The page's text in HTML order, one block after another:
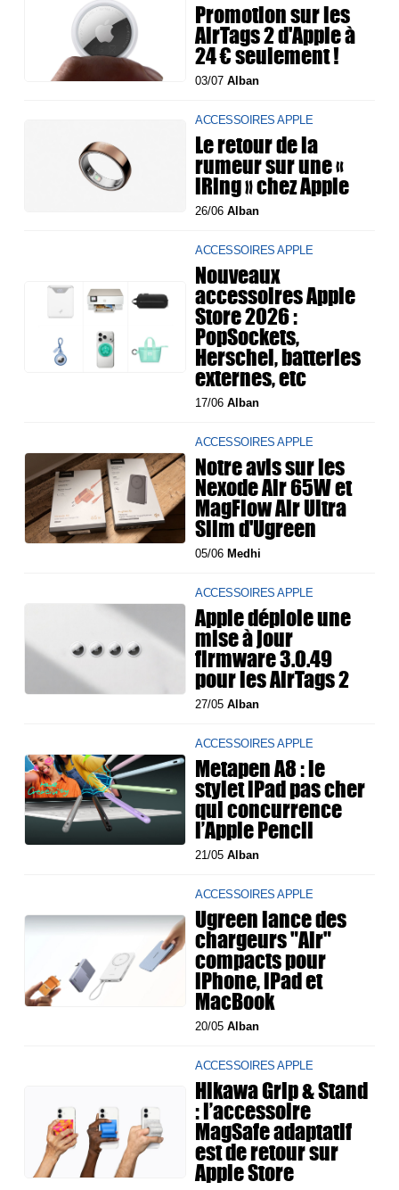
Promotion sur les
AirTags 2 d'Apple à
24 € seulement !
03/07Alban
ACCESSOIRES APPLE
Le retour de la
rumeur sur une «
iRing » chez Apple
26/06Alban
ACCESSOIRES APPLE
Nouveaux
accessoires Apple
Store 2026 :
PopSockets,
Herschel, batteries
externes, etc
17/06Alban
ACCESSOIRES APPLE
Notre avis sur les
Nexode Air 65W et
MagFlow Air Ultra
Slim d'Ugreen
05/06 Medhi
ACCESSOIRES APPLE
Apple déploie une
mise à jour
firmware 3.0.49
pour les AirTags 2
27/05Alban
ACCESSOIRES APPLE
Metapen A8 : le
stylet iPad pas cher
qui concurrence
l’Apple Pencil
21/05Alban
ACCESSOIRES APPLE
Ugreen lance des
chargeurs "Air"
compacts pour
iPhone, iPad et
MacBook
20/05Alban
ACCESSOIRES APPLE
Hikawa Grip & Stand
: l’accessoire
MagSafe adaptatif
est de retour sur
Apple Store